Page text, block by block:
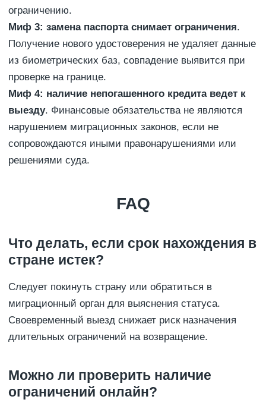
ограничению.
Миф 3: замена паспорта снимает ограничения.
Получение нового удостоверения не удаляет данные
из биометрических баз, совпадение выявится при
проверке на границе.
Миф 4: наличие непогашенного кредита ведет к
выезду. Финансовые обязательства не являются
нарушением миграционных законов, если не
сопровождаются иными правонарушениями или
решениями суда.
FAQ
Что делать, если срок нахождения в
стране истек?
Следует покинуть страну или обратиться в
миграционный орган для выяснения статуса.
Своевременный выезд снижает риск назначения
длительных ограничений на возвращение.
Можно ли проверить наличие
ограничений онлайн?